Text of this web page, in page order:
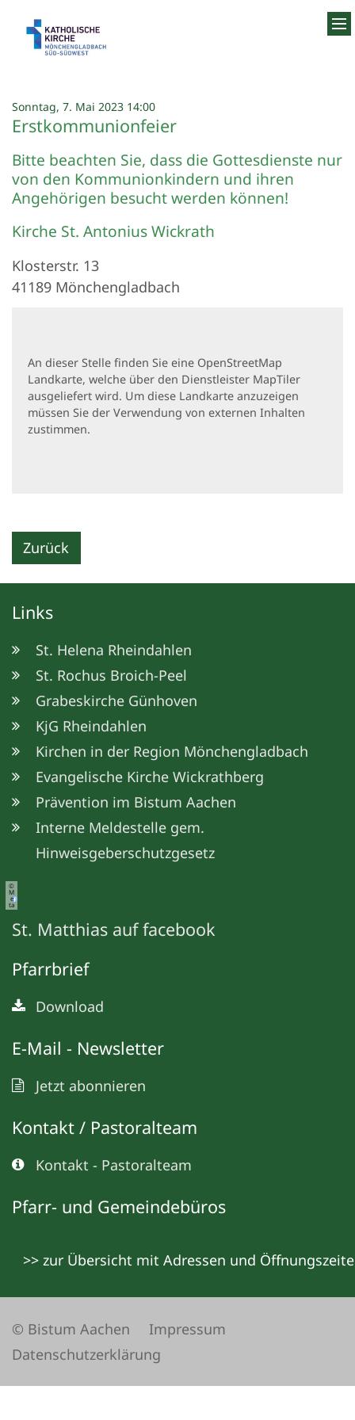
Sonntag, 7. Mai 2023 14:00:
Erstkommunionfeier
Bitte beachten Sie, dass die Gottesdienste nur
von den Kommunionkindern und ihren
Angehörigen besucht werden können!
Kirche St. Antonius Wickrath
Klosterstr. 13
41189 Mönchengladbach
An dieser Stelle finden Sie eine OpenStreetMap
Landkarte, welche über den Dienstleister MapTiler
ausgeliefert wird. Um diese Landkarte anzuzeigen
müssen Sie der Verwendung von externen Inhalten
zustimmen.
Zurück
Links
St. Helena Rheindahlen
St. Rochus Broich-Peel
Grabeskirche Günhoven
KjG Rheindahlen
Kirchen in der Region Mönchengladbach
Evangelische Kirche Wickrathberg
Prävention im Bistum Aachen
Interne Meldestelle gem.
Hinweisgeberschutzgesetz
©
M
e
ta
St. Matthias auf facebook
Pfarrbrief
Download
E-Mail - Newsletter
Jetzt abonnieren
Kontakt / Pastoralteam
Kontakt - Pastoralteam
Pfarr- und Gemeindebüros
>> zur Übersicht mit Adressen und
© Bistum Aachen
Impressum
Datenschutzerklärung